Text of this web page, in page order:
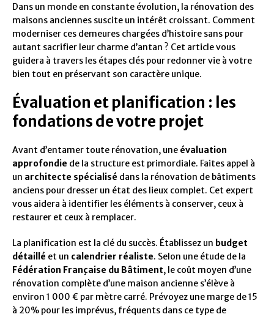
Dans un monde en constante évolution, la rénovation des
maisons anciennes suscite un intérêt croissant. Comment
moderniser ces demeures chargées d’histoire sans pour
autant sacrifier leur charme d’antan ? Cet article vous
guidera à travers les étapes clés pour redonner vie à votre
bien tout en préservant son caractère unique.
Évaluation et planification : les
fondations de votre projet
Avant d’entamer toute rénovation, une évaluation
approfondie de la structure est primordiale. Faites appel à
un architecte spécialisé dans la rénovation de bâtiments
anciens pour dresser un état des lieux complet. Cet expert
vous aidera à identifier les éléments à conserver, ceux à
restaurer et ceux à remplacer.
La planification est la clé du succès. Établissez un budget
détaillé et un calendrier réaliste. Selon une étude de la
Fédération Française du Bâtiment, le coût moyen d’une
rénovation complète d’une maison ancienne s’élève à
environ 1 000 € par mètre carré. Prévoyez une marge de 15
à 20% pour les imprévus, fréquents dans ce type de